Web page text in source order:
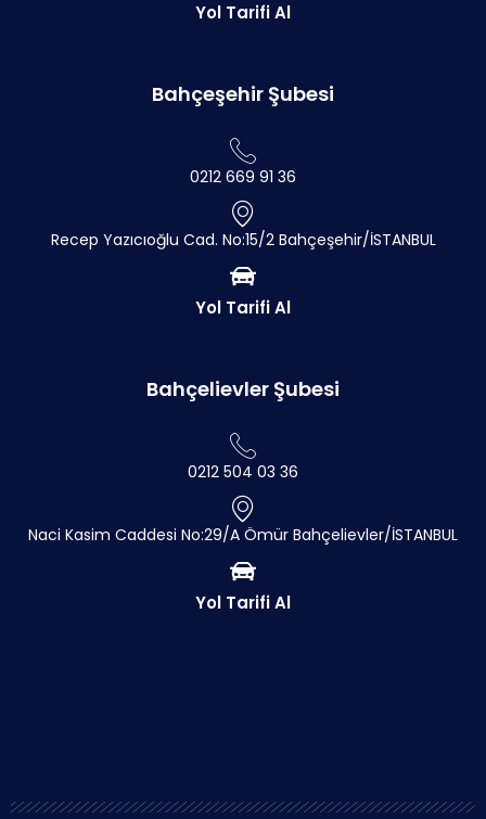
Yol Tarifi Al
Bahçeşehir Şubesi
0212 669 91 36
Recep Yazıcıoğlu Cad. No:15/2 Bahçeşehir/İSTANBUL
Yol Tarifi Al
Bahçelievler Şubesi
0212 504 03 36
Naci Kasim Caddesi No:29/A Ömür Bahçelievler/İSTANBUL
Yol Tarifi Al